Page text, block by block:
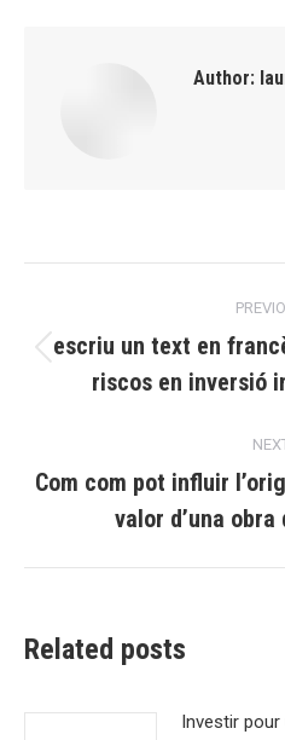
Author:
navigation
escriu un text en
riscos en inversió
Com com pot influir
valor d’una
Related posts
Investir pour